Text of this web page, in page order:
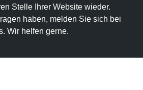
Stelle Ihrer Website wieder.
haben, melden Sie sich bei
Wir helfen gerne.